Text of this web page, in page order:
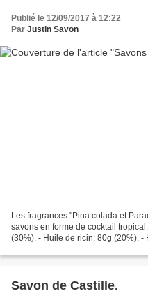
Publié le 12/09/2017 à 12:22
Par Justin Savon
Les fragrances "Pina colada et
savons en forme de cocktail
(30%). - Huile de ricin: 80g (20%).
Savon de Castille.